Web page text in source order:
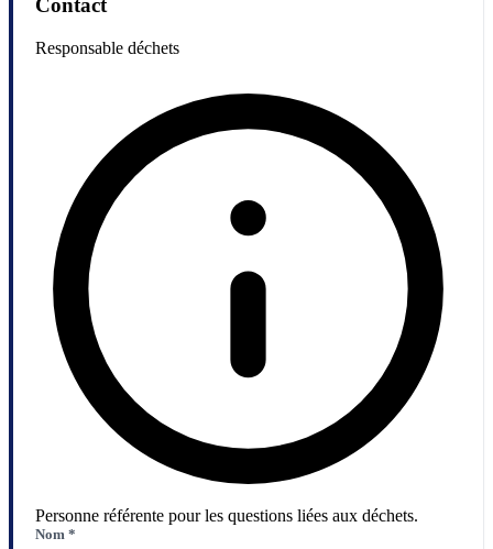
Contact
Responsable déchets
Personne référente pour les questions liées aux déchets.
Nom *